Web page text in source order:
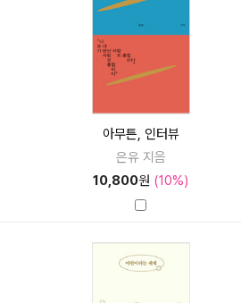
아무튼, 인터뷰
은유 지음
10,800원 (10%)